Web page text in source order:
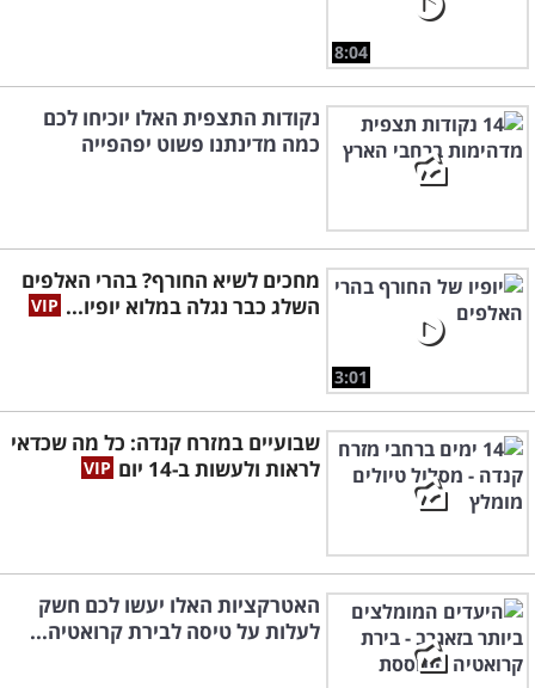
8:04
נקודות התצפית האלו יוכיחו לכם
כמה מדינתנו פשוט יפהפייה
3:01
מחכים לשיא החורף? בהרי האלפים
השלג כבר נגלה במלוא יופיו...
שבועיים במזרח קנדה: כל מה שכדאי
לראות ולעשות ב-14 יום
האטרקציות האלו יעשו לכם חשק
לעלות על טיסה לבירת קרואטיה...